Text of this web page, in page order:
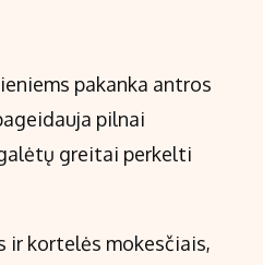
pakanka antros
pilnai
greitai perkelti
ir kortelės mokesčiais,